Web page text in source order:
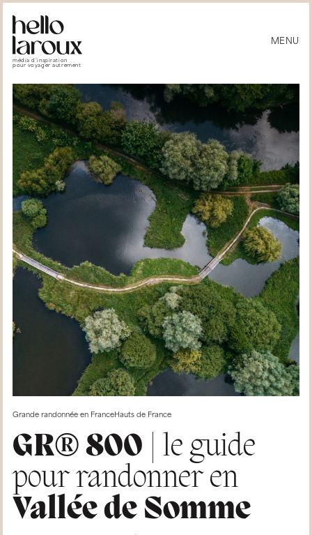
média d’inspiration
pour voyager autrement
MENU
Grande randonnée en FranceHauts de France
GR® 800 | le guide
pour randonner en
Vallée de Somme